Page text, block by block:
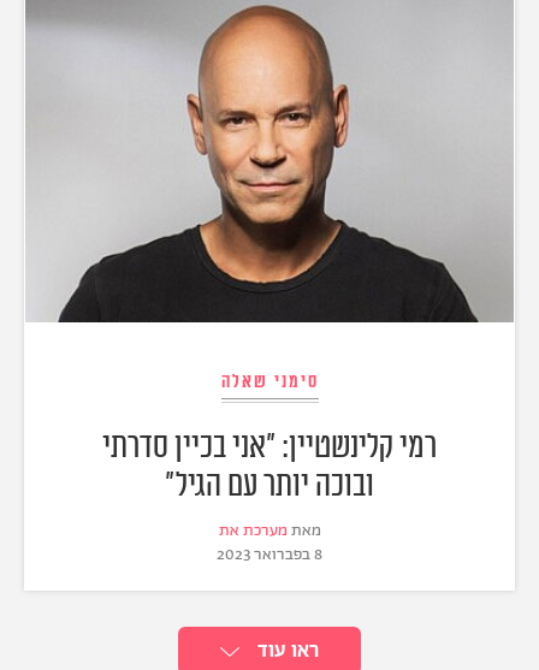
סימני שאלה
רמי קלינשטיין: "אני בכיין סדרתי
ובוכה יותר עם הגיל"
מאת מערכת את
8 בפברואר 2023
ראו עוד